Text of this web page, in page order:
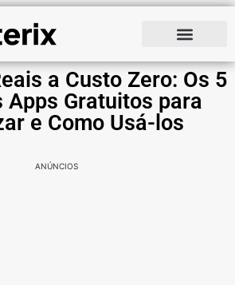
a Custo Zero: Os 5
Apps Gratuitos para
e Como Usá-los
ANÚNCIOS